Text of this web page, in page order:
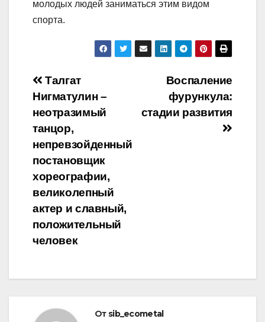
молодых людей заниматься этим видом
спорта.
Навигация
по
записям
Воспаление
фурункула:
стадии развития
Талгат
Нигматулин –
неотразимый
танцор,
непревзойденный
постановщик
хореографии,
великолепный
актер и славный,
положительный
человек
От sib_ecometal